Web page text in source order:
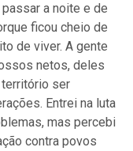
a noite e de
ficou cheio de
de viver. A gente
netos, deles
ser
Entrei na luta
mas percebi
contra povos